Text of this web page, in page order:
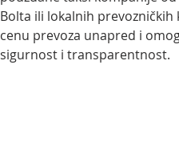
Bolta ili lokalnih prevozničkih
cenu prevoza unapred i
sigurnost i transparentnost.